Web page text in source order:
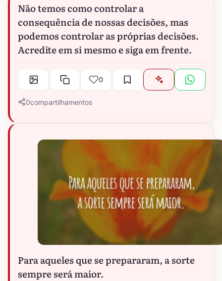
Não temos como controlar a
consequência de nossas decisões, mas
podemos controlar as próprias decisões.
Acredite em si mesmo e siga em frente.
0
0compartilhamentos
Para aqueles que se prepararam, a sorte
sempre será maior.